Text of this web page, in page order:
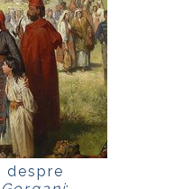
despre